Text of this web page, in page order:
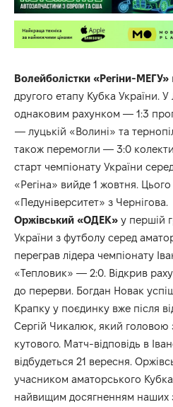
Волейболістки «Регіни-МЕГУ»
другого етапу Кубка України.
однаковим рахунком — 1:3
— луцькій «Волині» та
також перемогли — 3:0
старт чемпіонату України
«Регіна» вийде 1 жовтня.
«Педуніверситет» з Чернігова.
Оржівський «ОДЕК» у першій
України з футболу серед
переграв лідера чемпіонату
«Тепловик» — 2:0. Відкрив
до перерви. Богдан Новак
Крапку у поєдинку вже після
Сергій Чикалюк, який головою
кутового. Матч-відповідь в
відбудеться 21 вересня.
учасником аматорського
найвищим досягненням наших